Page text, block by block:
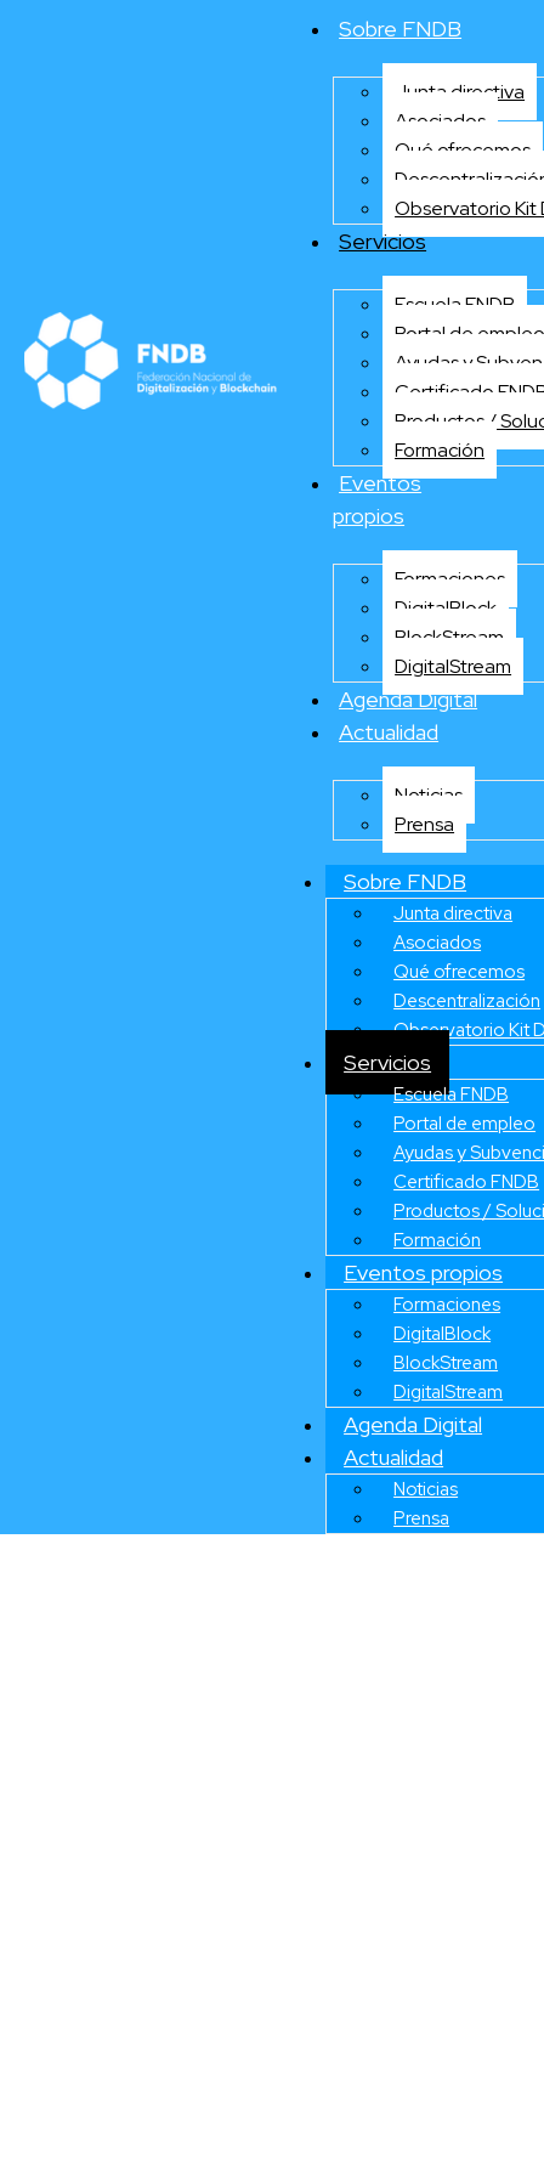
Sobre FNDB
Junta directiva
Asociados
Qué ofrecemos
Observatorio Kit
Servicios
Escuela FNDB
Portal de
Ayudas y
Certificado
Productos /
Formación
Eventos
propios
Formaciones
DigitalBlock
BlockStream
DigitalStream
Agenda Digital
Actualidad
Noticias
Prensa
Sobre FNDB
Junta directiva
Asociados
Qué ofrecemos
Descentralización
Observatorio Kit
Servicios
Escuela FNDB
Portal de empleo
Ayudas y
Certificado FNDB
Productos /
Formación
Eventos propios
Formaciones
DigitalBlock
BlockStream
DigitalStream
Agenda Digital
Actualidad
Noticias
Prensa